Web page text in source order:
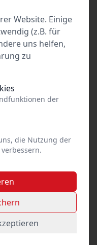
e. V.
Website. Einige
(z.B. für
uns helfen,
zu
der
die Nutzung der